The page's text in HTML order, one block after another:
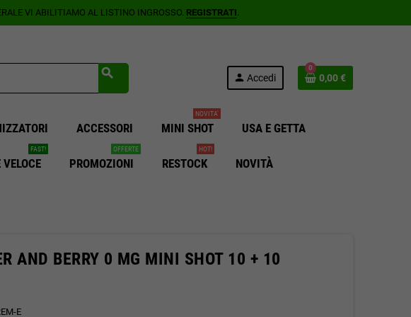
VI ABILITIAMO AL LISTINO INGROSSO. REGISTRATI.
search person Accedi
0
0,00 €
ACCESSORI MINI SHOT
NOVITA'
USA E GETTA
FAST!
PROMOZIONI
OFFERTE
RESTOCK
HOT!
NOVITÀ
AND BERRY 0 MG MINI SHOT 10 + 10
E